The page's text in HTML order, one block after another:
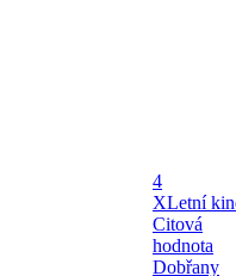
4
XLetní
Citová
hodnota
Dobřany